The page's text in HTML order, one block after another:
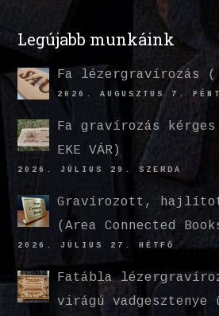
Legújabb munkáink
Fa lézergravírozás (
2026. AUGUSZTUS 7.
Fa gravírozás
EKE VÁR)
2026. JÚLIUS 29. SZERDA
Gravírozott,
(Area Connected
2026. JÚLIUS 27. HÉTFŐ
Fatábla
virágú vadgesztenye